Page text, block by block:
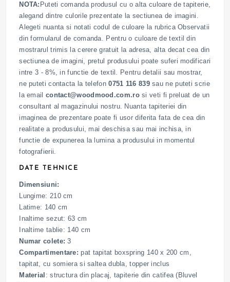
NOTA: Puteti comanda produsul cu o alta culoare de tapiterie,
alegand dintre culorile prezentate la sectiunea de imagini.
Alegeti nuanta si notati codul de culoare la rubrica Observatii
din formularul de comanda. Pentru o culoare de textil din
mostrarul trimis la cerere gratuit la adresa, alta decat cea din
sectiunea de imagini, pretul produsului poate suferi modificari
intre 3 - 8%, in functie de textil. Pentru detalii sau mostrar,
ne puteti contacta la telefon0751 116 839sau ne puteti scrie
la email contact@woodmood.com.ro si veti fi preluat de un
consultant al magazinului nostru. Nuanta tapiteriei din
imaginea de prezentare poate fi usor diferita fata de cea din
realitate a produsului, mai deschisa sau mai inchisa, in
functie de expunerea la lumina a produsului in momentul
fotografierii.
DATE TEHNICE
Dimensiuni:
Lungime: 210 cm
Latime: 140 cm
Inaltime sezut: 63 cm
Inaltime tablie: 140 cm
Numar colete: 3
Compartimentare: pat tapitat boxspring 140 x 200 cm,
tapitat, cu somiera si saltea dubla, topper inclus
Material : structura din placaj, tapiterie din catifea (Bluvel